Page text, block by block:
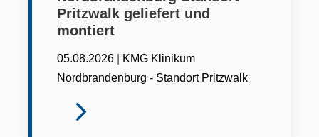
Pritzwalk geliefert und
montiert
05.08.2026 | KMG Klinikum
Nordbrandenburg - Standort Pritzwalk